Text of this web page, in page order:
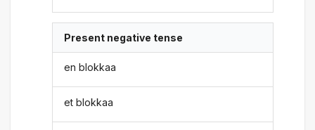
Present negative tense
en blokkaa
et blokkaa